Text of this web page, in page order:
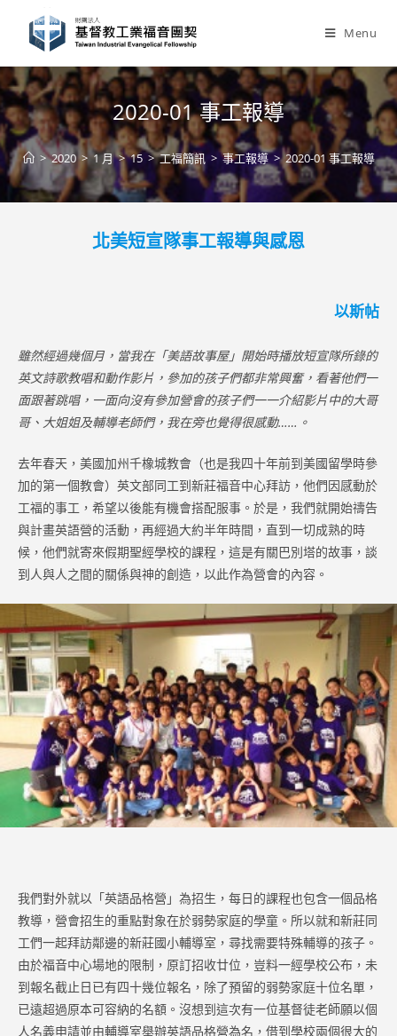
content
Menu
2020-01 事工報導
> 2020 > 1 月 > 15 > 工福簡訊 > 事工報導 > 2020-01 事工報導
北美短宣隊事工報導與感恩
以斯帖
雖然經過幾個月，當我在「美語故事屋」開始時播放短宣隊所錄的
英文詩歌教唱和動作影片，參加的孩子們都非常興奮，看著他們一
面跟著跳唱，一面向沒有參加營會的孩子們一一介紹影片中的大哥
哥、大姐姐及輔導老師們，我在旁也覺得很感動……。
去年春天，美國加州千橡城教會（也是我四十年前到美國留學時參
加的第一個教會）英文部同工到新莊福音中心拜訪，他們因感動於
工福的事工，希望以後能有機會搭配服事。於是，我們就開始禱告
與計畫英語營的活動，再經過大約半年時間，直到一切成熟的時
候，他們就寄來假期聖經學校的課程，這是有關巴別塔的故事，談
到人與人之間的關係與神的創造，以此作為營會的內容。
我們對外就以「英語品格營」為招生，每日的課程也包含一個品格
教導，營會招生的重點對象在於弱勢家庭的學童。所以就和新莊同
工們一起拜訪鄰邊的新莊國小輔導室，尋找需要特殊輔導的孩子。
由於福音中心場地的限制，原訂招收廿位，豈料一經學校公布，未
到報名截止日已有四十幾位報名，除了預留的弱勢家庭十位名單，
已遠超過原本可容納的名額。沒想到這次有一位基督徒老師願以個
人名義申請並由輔導室舉辦英語品格營為名，借到學校兩個很大的